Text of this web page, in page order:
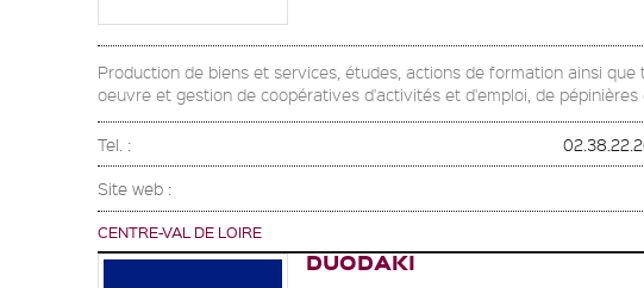
Production de biens et services, études, actions de formation ainsi
oeuvre et gestion de coopératives d'activités et d'emploi, de pépinières
Tel. :
Site web :
CENTRE-VAL DE LOIRE
DUODAKI